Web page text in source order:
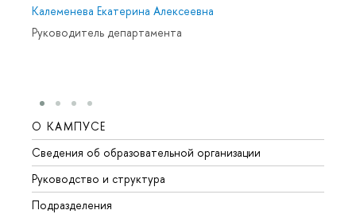
Калеменева Екатерина Алексеевна
Руководитель департамента
О КАМПУСЕ
Сведения об образовательной организации
Руководство и структура
Подразделения